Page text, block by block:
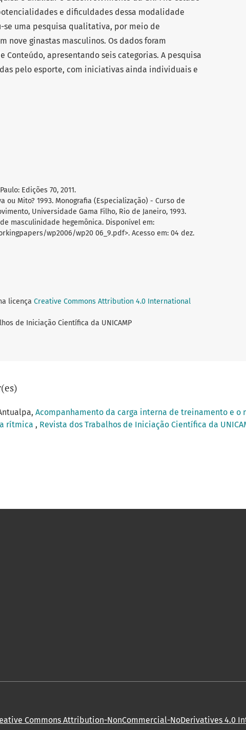
e dificuldades dessa modalidade
se uma pesquisa qualitativa, por meio de
nove ginastas masculinos. Os dados foram
Conteúdo, apresentando seis categorias. A pesquisa
pelo esporte, com iniciativas ainda individuais e
Edições 70, 2011.
ou Mito? 1993. Monografia (Especialização) - Curso de
Universidade Gama Filho, Rio de Janeiro, 1993.
masculinidade hegemônica. Disponível em:
wp2006/wp20 06_9.pdf>. Acesso em: 04 dez.
licença Creative Commons Attribution 4.0 International
de Iniciação Científica da UNICAMP
Acompanhamento da carga interna de treinamento e
rítmica , Revista dos Trabalhos de Iniciação Científica da
Commons Attribution-NonCommercial-NoDerivatives 4.0